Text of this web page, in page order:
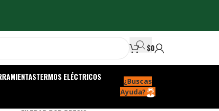
$0
TERMOS ELÉCTRICOS
¿Buscas
Ayuda?